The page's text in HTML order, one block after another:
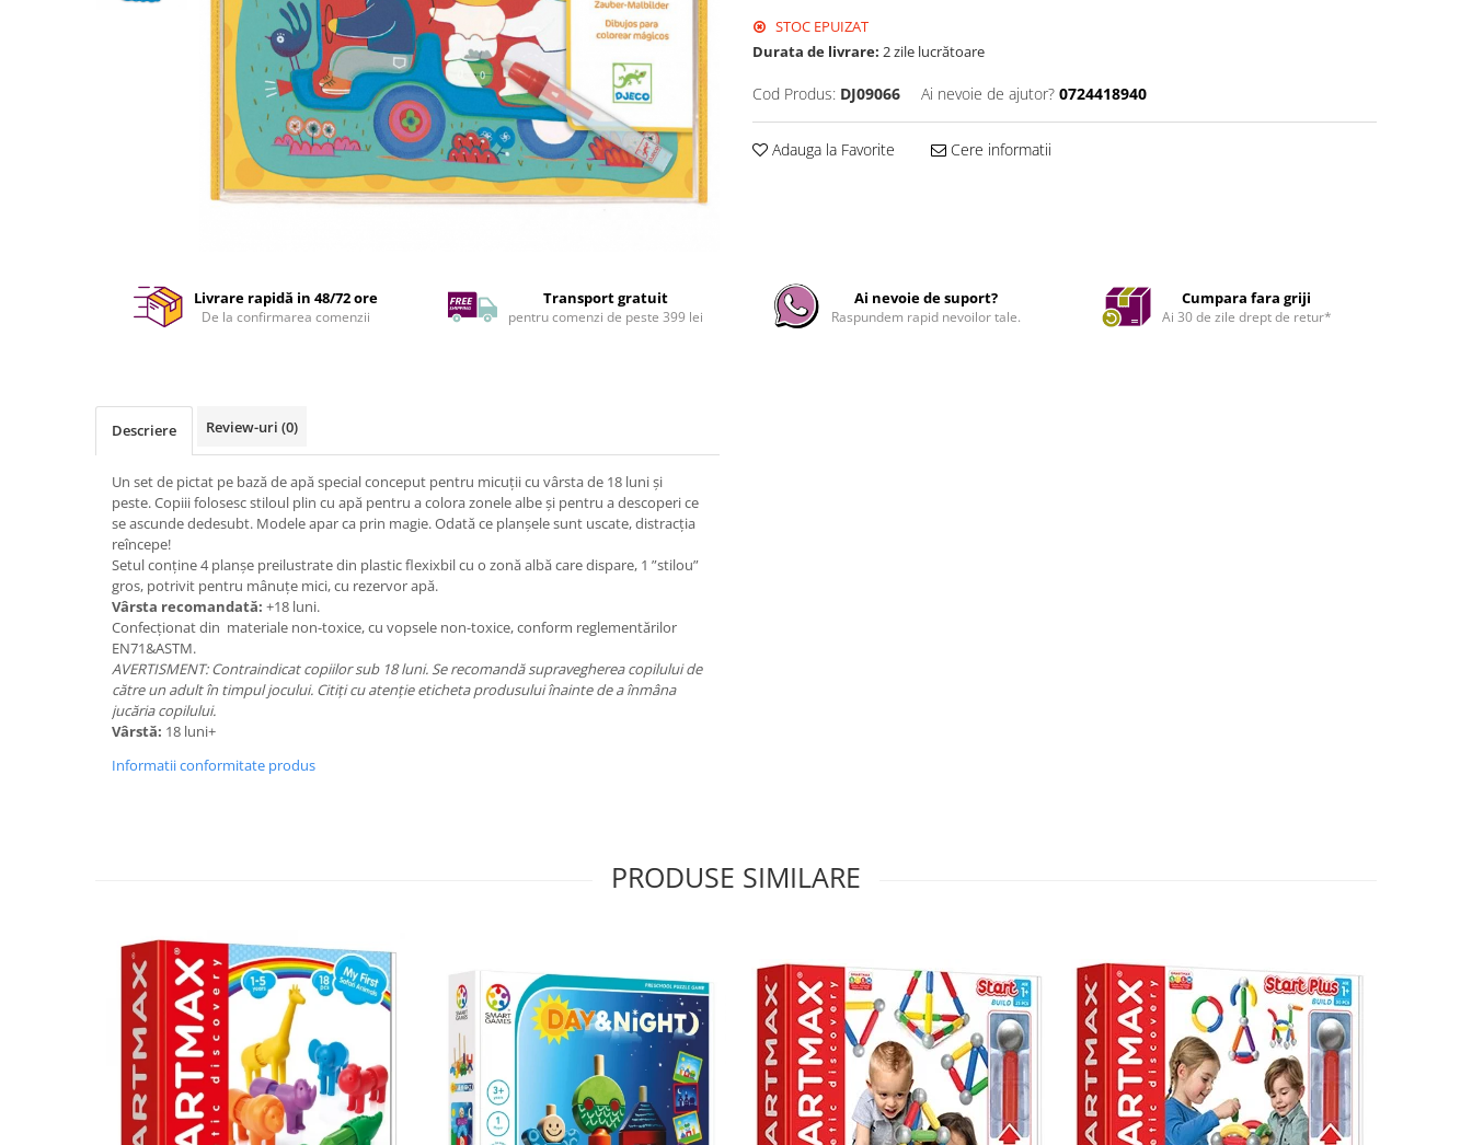
STOC EPUIZAT
Durata de livrare: 2 zile lucrătoare
Cod Produs: DJ09066 Ai nevoie de ajutor? 0724418940
Adauga la Favorite Cere informatii
Livrare rapidă in 48/72 ore
De la confirmarea comenzii
Transport gratuit
pentru comenzi de peste 399 lei
Ai nevoie de suport?
Raspundem rapid nevoilor tale.
Cumpara fara griji
Ai 30 de zile drept de retur*
Descriere Review-uri (0)
Un set de pictat pe bază de apă special conceput pentru micuții cu vârsta de 18 luni și
peste. Copiii folosesc stiloul plin cu apă pentru a colora zonele albe și pentru a descoperi ce
se ascunde dedesubt. Modele apar ca prin magie. Odată ce planșele sunt uscate, distracția
reîncepe!
Setul conține 4 planșe preilustrate din plastic flexixbil cu o zonă albă care dispare, 1 ”stilou”
gros, potrivit pentru mânuțe mici, cu rezervor apă.
Vârsta recomandată: +18 luni.
Confecționat din materiale non-toxice, cu vopsele non-toxice, conform reglementărilor
EN71&ASTM.
AVERTISMENT: Contraindicat copiilor sub 18 luni. Se recomandă supravegherea copilului de
către un adult în timpul jocului. Citiți cu atenție eticheta produsului înainte de a înmâna
jucăria copilului.
Vârstă: 18 luni+
Informatii conformitate produs
PRODUSE SIMILARE